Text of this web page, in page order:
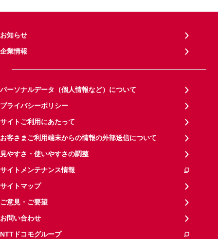
お知らせ
企業情報
パーソナルデータ（個人情報など）について
プライバシーポリシー
サイトご利用にあたって
お客さまご利用端末からの情報の外部送信について
見やすさ・使いやすさの調整
サイトメンテナンス情報
サイトマップ
ご意見・ご要望
お問い合わせ
NTTドコモグループ